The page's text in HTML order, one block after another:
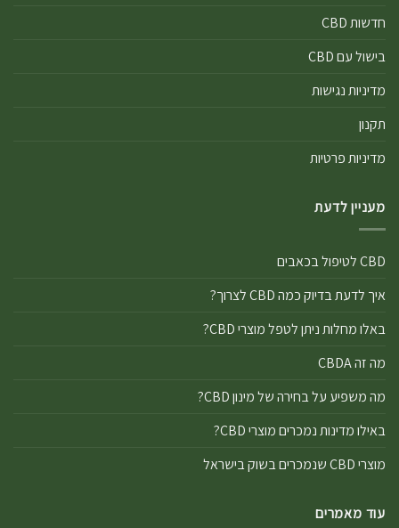
חדשות CBD
בישול עם CBD
מדיניות נגישות
תקנון
מדיניות פרטיות
מעניין לדעת
CBD לטיפול בכאבים
איך לדעת בדיוק כמה CBD לצרוך?
באלו מחלות ניתן לטפל מוצרי CBD?
מה זה CBDA
מה משפיע על בחירה של מינון CBD?
באילו מדינות נמכרים מוצרי CBD?
מוצרי CBD שנמכרים בשוק בישראל
עוד מאמרים